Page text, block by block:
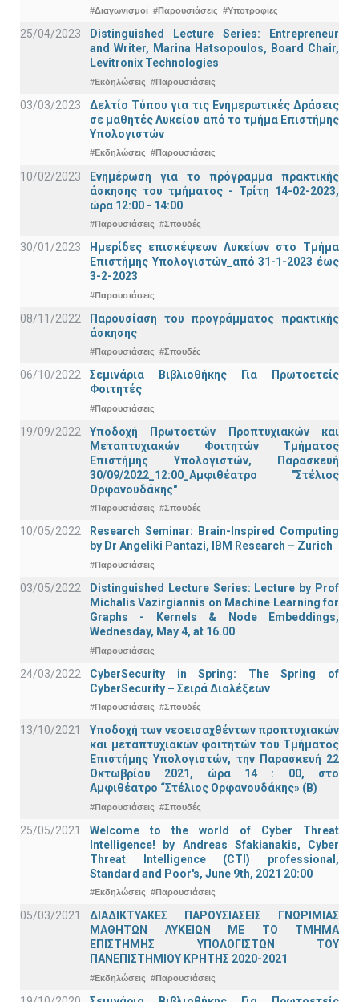
#Διαγωνισμοί #Παρουσιάσεις #Υποτροφίες
25/04/2023
Distinguished Lecture Series: Entrepreneur
and Writer, Marina Hatsopoulos, Board Chair,
Levitronix Technologies
#Εκδηλώσεις #Παρουσιάσεις
03/03/2023
Δελτίο Τύπου για τις Ενημερωτικές Δράσεις
σε μαθητές Λυκείου από το τμήμα Επιστήμης
Υπολογιστών
#Εκδηλώσεις #Παρουσιάσεις
10/02/2023
Ενημέρωση για το πρόγραμμα πρακτικής
άσκησης του τμήματος - Τρίτη 14-02-2023,
ώρα 12:00 - 14:00
#Παρουσιάσεις #Σπουδές
30/01/2023
Ημερίδες επισκέψεων Λυκείων στο Τμήμα
Επιστήμης Υπολογιστών_από 31-1-2023 έως
3-2-2023
#Παρουσιάσεις
08/11/2022
Παρουσίαση του προγράμματος πρακτικής
άσκησης
#Παρουσιάσεις #Σπουδές
06/10/2022
Σεμινάρια Βιβλιοθήκης Για Πρωτοετείς
Φοιτητές
#Παρουσιάσεις
19/09/2022
Υποδοχή Πρωτοετών Προπτυχιακών και
Μεταπτυχιακών Φοιτητών Τμήματος
Επιστήμης Υπολογιστών, Παρασκευή
30/09/2022_12:00_Αμφιθέατρο "Στέλιος
Ορφανουδάκης"
#Παρουσιάσεις #Σπουδές
10/05/2022
Research Seminar: Brain-Inspired Computing
by Dr Angeliki Pantazi, IBM Research – Zurich
#Παρουσιάσεις
03/05/2022
Distinguished Lecture Series: Lecture by Prof
Michalis Vazirgiannis on Machine Learning for
Graphs - Kernels & Νode Εmbeddings,
Wednesday, May 4, at 16.00
#Παρουσιάσεις
24/03/2022
CyberSecurity in Spring: The Spring of
CyberSecurity – Σειρά Διαλέξεων
#Παρουσιάσεις #Σπουδές
13/10/2021
Υποδοχή των νεοεισαχθέντων προπτυχιακών
και μεταπτυχιακών φοιτητών του Τμήματος
Επιστήμης Υπολογιστών, την Παρασκευή 22
Οκτωβρίου 2021, ώρα 14 : 00, στο
Αμφιθέατρο “Στέλιος Ορφανουδάκης» (Β)
#Παρουσιάσεις #Σπουδές
25/05/2021
Welcome to the world of Cyber Threat
Intelligence! by Andreas Sfakianakis, Cyber
Threat Intelligence (CTI) professional,
Standard and Poor's, June 9th, 2021 20:00
#Εκδηλώσεις #Παρουσιάσεις
05/03/2021
ΔΙΑΔΙΚΤΥΑΚΕΣ ΠΑΡΟΥΣΙΑΣΕΙΣ ΓΝΩΡΙΜΙΑΣ
ΜΑΘΗΤΩΝ ΛΥΚΕΙΩΝ ΜΕ ΤΟ ΤΜΗΜΑ
ΕΠΙΣΤΗΜΗΣ ΥΠΟΛΟΓΙΣΤΩΝ ΤΟΥ
ΠΑΝΕΠΙΣΤΗΜΙΟΥ ΚΡΗΤΗΣ 2020-2021
#Εκδηλώσεις #Παρουσιάσεις